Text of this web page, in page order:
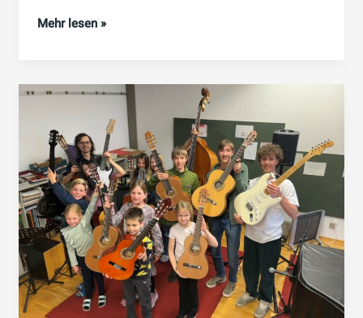
Amelie
Grazer
Mehr lesen »